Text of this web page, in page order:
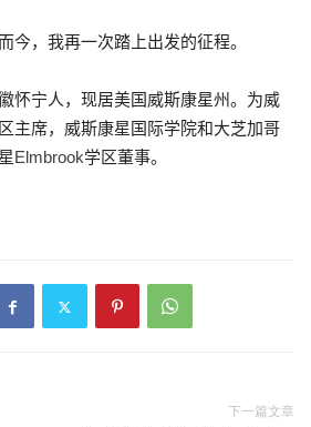
今，我再一次踏上出发的征程。
怀宁人，现居美国威斯康星州。为威
主席，威斯康星国际学院和大芝加哥
Elmbrook学区董事。
下一篇文章